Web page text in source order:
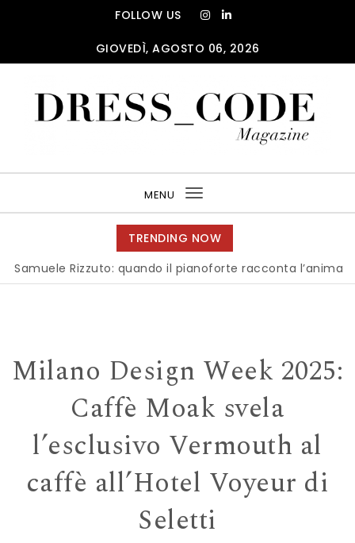
FOLLOW US
GIOVEDÌ, AGOSTO 06, 2026
MENU
Toggle
navigation
TRENDING NOW
Milano Design Week 2025:
Caffè Moak svela
l’esclusivo Vermouth al
caffè all’Hotel Voyeur di
Seletti